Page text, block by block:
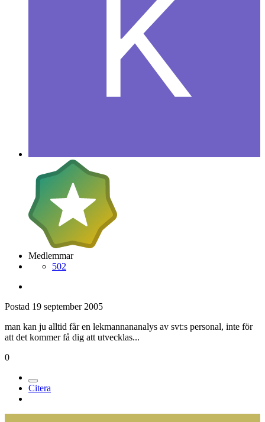
Medlemmar
502
Postad 19 september 2005
man kan ju alltid får en lekmannananalys av svt:s personal, inte för
att det kommer få dig att utvecklas...
0
Citera